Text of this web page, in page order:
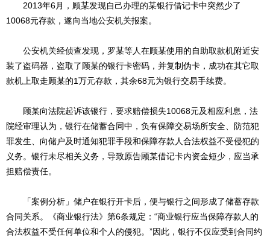
2013年6月，顾某发现自己办理的某银行借记卡中突然少了
10068元存款，遂向当地公安机关报案。
公安机关经侦查发现，罗某等人在顾某使用的自助取款机附近安
装了盗码器，盗取了顾某的银行卡密码，并复制伪卡，成功在其它取
款机上取走顾某的1万元存款，其余68元为银行交易手续费。
顾某向法院起诉该银行，要求赔偿损失10068元及相应利息，法
院经审理认为，银行在储蓄合同中，负有保障交易场所安全、防范犯
罪发生、向储户及时通知犯罪手段和保障存款人合法权益不受侵犯的
义务。银行未尽相关义务，导致原告顾某借记卡内资金短少，应当承
担赔偿责任。
「案例分析」储户在银行开卡后，便与银行之间形成了储蓄存款
合同关系。《商业银行法》第6条规定：“商业银行应当保障存款人的
合法权益不受任何单位和个人的侵犯。”因此，银行不仅应受到合同约